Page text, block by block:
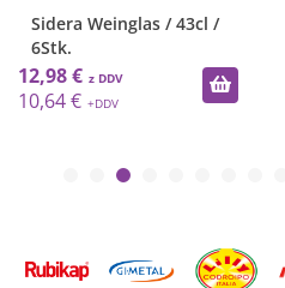
Sidera Weinglas / 43cl /
6Stk.
12,98 €
10,64 €